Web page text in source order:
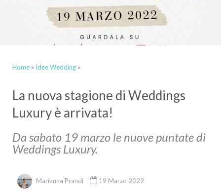
Home » Idee Wedding »
La nuova stagione di Weddings
Luxury è arrivata!
Da sabato 19 marzo le nuove puntate di
Weddings Luxury.
Marianna Prandi 19 Marzo 2022